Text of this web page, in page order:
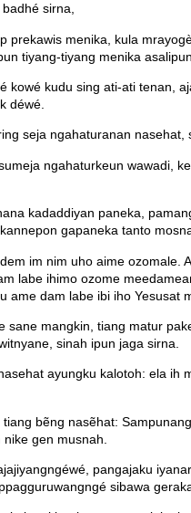
sirna,
prekawis menika, kula
tiyang-tiyang menika
kowé kudu sing ati-ati tenan,
déwé.
seja ngahaturanan
ngahaturkeun wawadi,
kadaddiyan paneka,
gapaneka tanto
im nim uho aime ozomale.
labe ihimo ozome
ame dam labe ibi iho
sane mangkin, tiang matur
sinah ipun jaga sirna.
ayungku kalotoh: ela
bẽng nasẽhat:
gen musnah.
pangajaku
sibawa